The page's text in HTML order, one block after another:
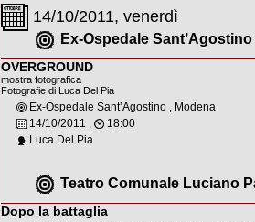
14/10/2011, venerdì
Ex-Ospedale
OVERGROUND
mostra fotografica
Fotografie di Luca Del Pia
Ex-Ospedale Sant’Agostino , Modena
14/10/2011 ,
18:00
Luca Del Pia
Teatro Comunale Luciano
Dopo la battaglia